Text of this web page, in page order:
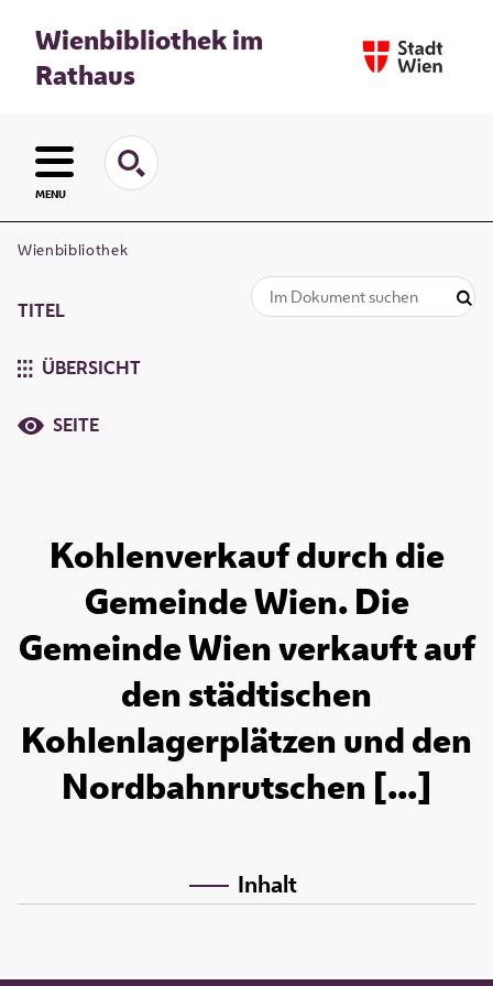
Wienbibliothek im
Rathaus
MENU
Wienbibliothek
TITEL
ÜBERSICHT
SEITE
Kohlenverkauf durch die
Gemeinde Wien. Die
Gemeinde Wien verkauft auf
den städtischen
Kohlenlagerplätzen und den
Nordbahnrutschen [...]
Inhalt